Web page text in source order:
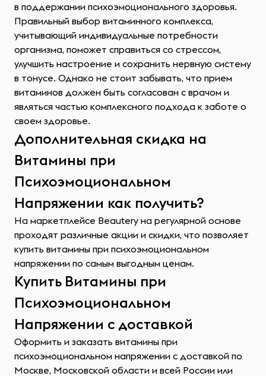
в поддержании психоэмоционального здоровья.
Правильный выбор витаминного комплекса,
учитывающий индивидуальные потребности
организма, поможет справиться со стрессом,
улучшить настроение и сохранить нервную систему
в тонусе. Однако не стоит забывать, что прием
витаминов должен быть согласован с врачом и
являться частью комплексного подхода к заботе о
своем здоровье.
Дополнительная скидка на
Витамины при
Психоэмоциональном
Напряжении как получить?
На маркетплейсе Beautery на регулярной основе
проходят различные акции и скидки, что позволяет
купить витамины при психоэмоциональном
напряжении по самым выгодным ценам.
Купить Витамины при
Психоэмоциональном
Напряжении с доставкой
Оформить и заказать витамины при
психоэмоциональном напряжении с доставкой по
Москве, Московской области и всей России или